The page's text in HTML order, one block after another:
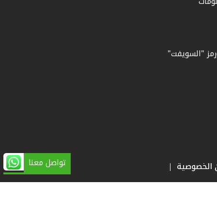
تواصل معنا
"السويفت"
الخصوصية